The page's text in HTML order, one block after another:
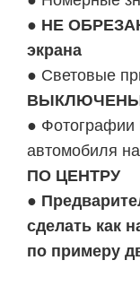
● НЕ
экрана
● Световые
● Фотографии
автомобиля
ПО ЦЕНТРУ
●
сделать как
по примеру